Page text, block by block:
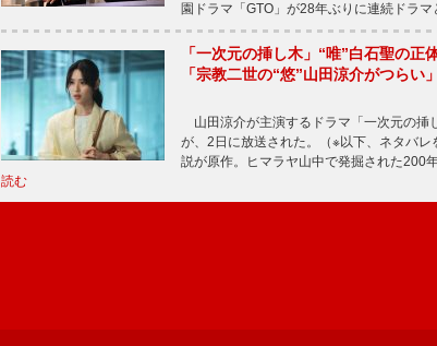
園ドラマ「GTO」が28年ぶりに連続ドラ
「一次元の挿し木」“唯”白石聖の正
「宗教二世の“悠”山田涼介がつらい」
山田涼介が主演するドラマ「一次元の挿
が、2日に放送された。（※以下、ネタバ
説が原作。ヒマラヤ山中で発掘された200
読む